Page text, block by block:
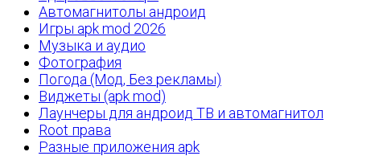
Автомагнитолы андроид
Игры apk mod 2026
Музыка и аудио
Фотография
Погода (Мод, Без рекламы)
Виджеты (apk mod)
Лаунчеры для андроид ТВ и автомагнитол
Root права
Разные приложения apk